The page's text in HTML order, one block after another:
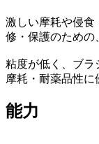
激しい摩耗や侵食
修・保護のための
粘度が低く、ブラ
摩耗・耐薬品性に
能力